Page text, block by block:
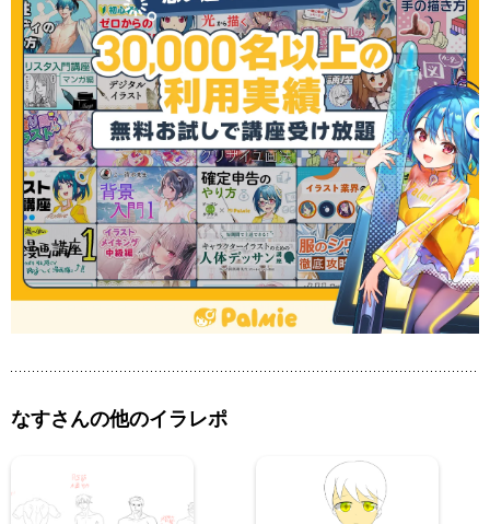
なすさんの他のイラレポ